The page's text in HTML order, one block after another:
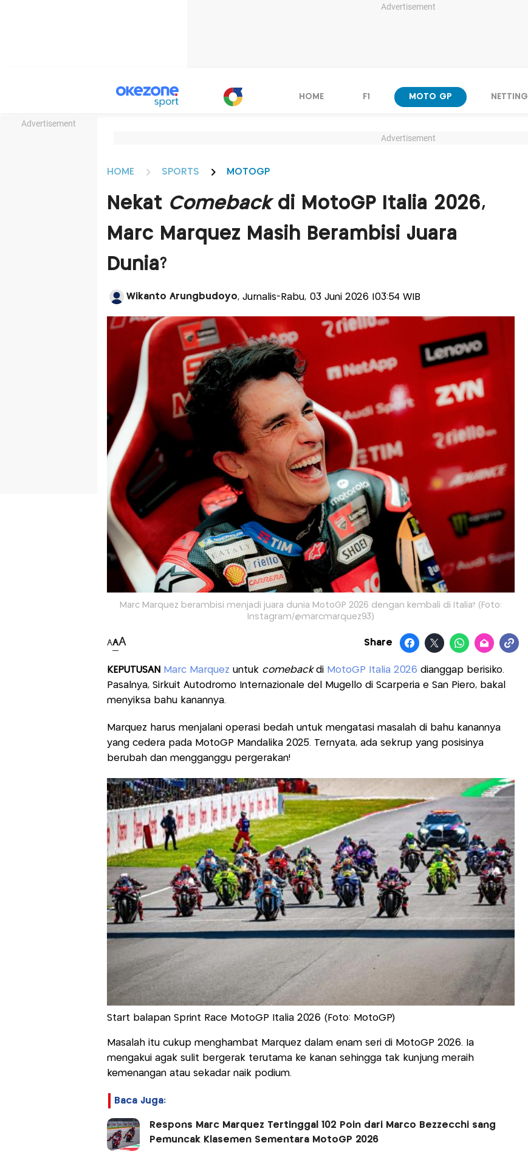
Advertisement
Advertisement
HOME F1 MOTO GP NETTING
Advertisement
HOME SPORTS MOTOGP
Nekat Comebackdi MotoGP Italia 2026,
Marc Marquez Masih Berambisi Juara
Dunia?
Wikanto Arungbudoyo, Jurnalis-Rabu, 03 Juni 2026 |03:54 WIB
Marc Marquez berambisi menjadi juara dunia MotoGP 2026 dengan kembali di Italia? (Foto:
Instagram/@marcmarquez93)
AAA Share
KEPUTUSAN Marc Marquez untuk comeback di MotoGP Italia 2026 dianggap berisiko.
Pasalnya, Sirkuit Autodromo Internazionale del Mugello di Scarperia e San Piero, bakal
menyiksa bahu kanannya.
Marquez harus menjalani operasi bedah untuk mengatasi masalah di bahu kanannya
yang cedera pada MotoGP Mandalika 2025. Ternyata, ada sekrup yang posisinya
berubah dan mengganggu pergerakan!
Start balapan Sprint Race MotoGP Italia 2026 (Foto: MotoGP)
Masalah itu cukup menghambat Marquez dalam enam seri di MotoGP 2026. Ia
mengakui agak sulit bergerak terutama ke kanan sehingga tak kunjung meraih
kemenangan atau sekadar naik podium.
Baca Juga:
Respons Marc Marquez Tertinggal 102 Poin dari Marco Bezzecchi sang
Pemuncak Klasemen Sementara MotoGP 2026